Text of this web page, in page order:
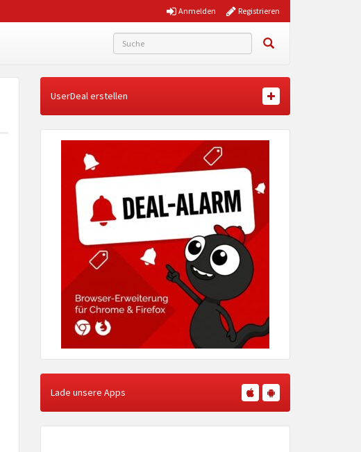
Registrieren
Anmelden
UserDeal erstellen
Lade unsere Apps